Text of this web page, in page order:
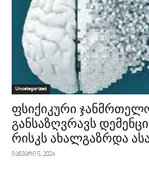
Uncategorized
ფსიქიკური
განსაზღვრავს
რისკს ახალგაზრდა
იანვარი 5, 2024